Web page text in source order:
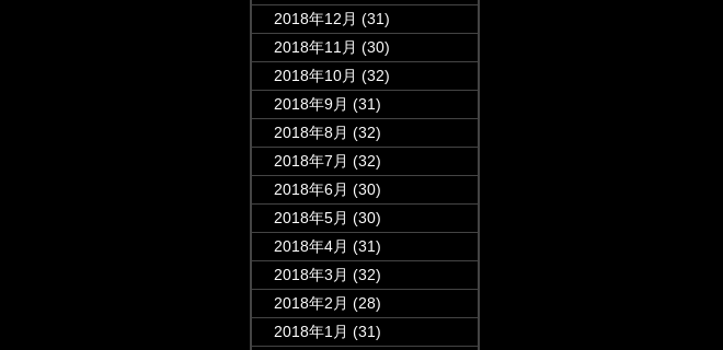
2018年12月 (31)
2018年11月 (30)
2018年10月 (32)
2018年9月 (31)
2018年8月 (32)
2018年7月 (32)
2018年6月 (30)
2018年5月 (30)
2018年4月 (31)
2018年3月 (32)
2018年2月 (28)
2018年1月 (31)